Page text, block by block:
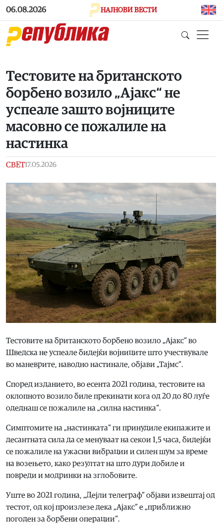
Skip to main content
06.08.2026 НАЈНОВИ ВЕСТИ
Тестовите на британското
борбено возило „Ајакс“ не
успеале зашто војниците
масовно се пожалиле на
настинка
СВЕТ17.05.2026
Тестовите на британското борбено возило „Ајакс“ во
Шведска не успеале бидејќи војниците што учествувале
во маневрите, наводно настинале, објави „Тајмс“.
Според изданието, во есента 2021 година, тестовите на
оклопното возило биле прекинати кога од 20 до 80 луѓе
одеднаш се пожалиле на „силна настинка“.
Симптомите на „настинката“ ги принудиле екипажите и
десантната сила да се менуваат на секои 1,5 часа, бидејќи
се пожалиле на ужасни вибрации и силен шум за време
на возењето, како резултат на што дури добиле и
повреди и модринки на зглобовите.
Уште во 2021 година, „Дејли телеграф“ објави извештај од
тестот, од кој произлезе дека „Ајакс“ е „приближно
погоден за борбени операции“.